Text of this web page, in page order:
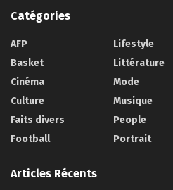
Catégories
AFP
Basket
Cinéma
Culture
Faits divers
Football
Lifestyle
Littérature
Mode
Musique
People
Portrait
Articles Récents